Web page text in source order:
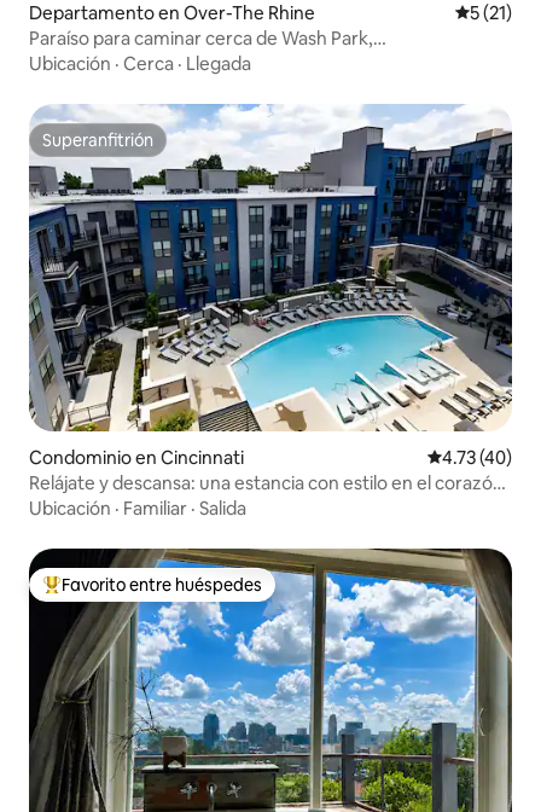
Departamento en Over-The Rhine
5 (21)
Paraíso para caminar cerca de Wash Park,
estacionamiento gratuito
Ubicación · Cerca · Llegada
Superanfitrión
Superanfitrión
Condominio en Cincinnati Calificación
4.73 (40)
Relájate y descansa: una estancia con estilo en el corazón
de Cincy
Ubicación · Familiar · Salida
De los mejores en Favorito entre huéspedes
Favorito entre huéspedes